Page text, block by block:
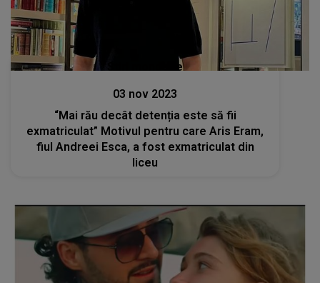
Stiri mondene
03 nov 2023
“Mai rău decât detenția este să fii
exmatriculat” Motivul pentru care Aris Eram,
fiul Andreei Esca, a fost exmatriculat din
liceu